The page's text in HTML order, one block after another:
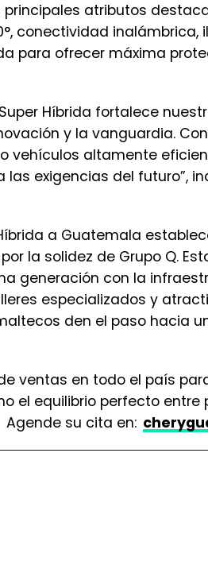
atributos
conectividad inalámbrica,
para ofrecer máxima
Híbrida fortalece
y la vanguardia.
altamente
exigencias del futuro”,
a Guatemala
la solidez de Grupo Q.
generación con la
especializados y
den el paso hacia
ventas en todo el país
el equilibrio perfecto
Agende su cita en: